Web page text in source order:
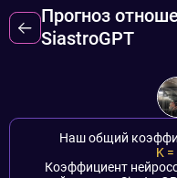
Прогноз
SiastroGPT
Наш общий
K =
Коэффициент